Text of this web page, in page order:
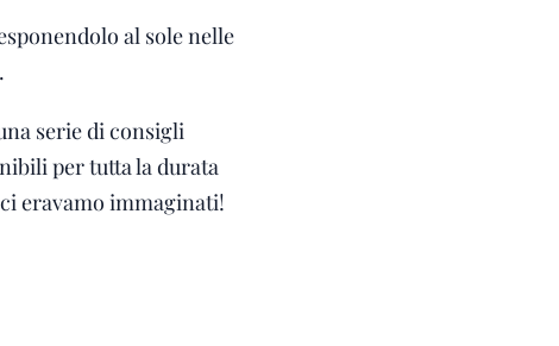
al sole nelle
serie di consigli
per tutta la durata
eravamo immaginati!